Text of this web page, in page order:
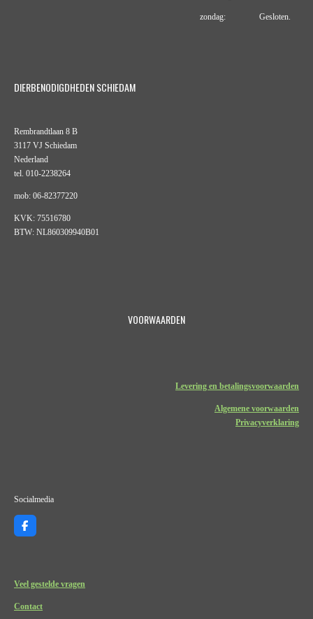
zondag: Gesloten.
DIERBENODIGDHEDEN SCHIEDAM
Rembrandtlaan 8 B
3117 VJ Schiedam
Nederland
tel. 010-2238264
mob: 06-82377220
KVK: 75516780
BTW: NL860309940B01
VOORWAARDEN
Levering en betalingsvoorwaarden
Algemene voorwaarden
Privacyverklaring
Socialmedia
F
a
o
Veel gestelde vragen
Contact